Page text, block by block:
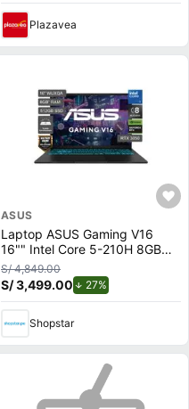
Plazavea
ASUS
Laptop ASUS Gaming V16
16"" Intel Core 5-210H 8GB
512GB SSD RTX3050
S/ 4,849.00
S/ 3,499.00 27%
Shopstar